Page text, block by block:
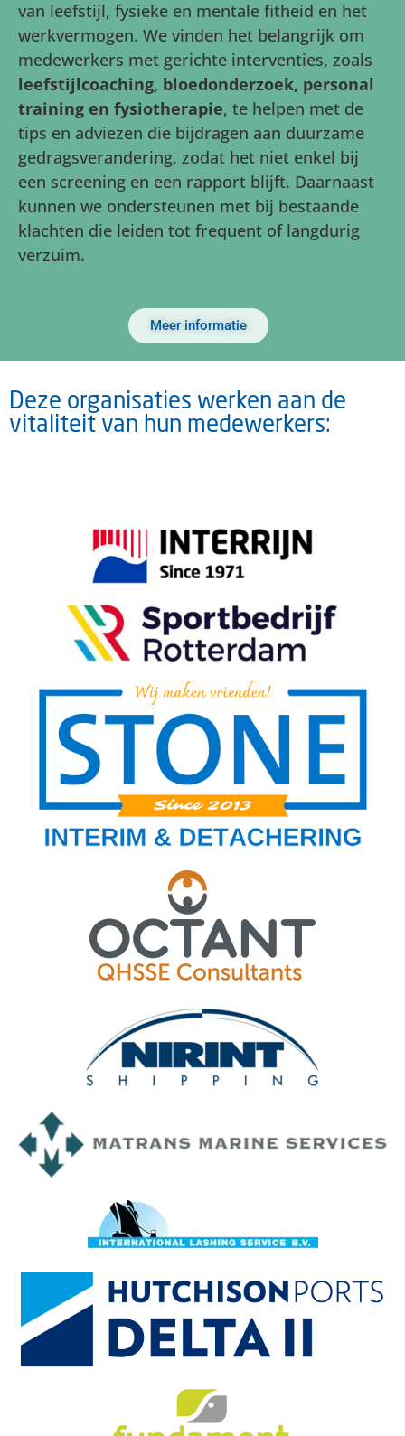
van leefstijl, fysieke en mentale fitheid en het
werkvermogen. We vinden het belangrijk om
medewerkers met gerichte interventies, zoals
leefstijlcoaching, bloedonderzoek, personal
training en fysiotherapie, te helpen met de
tips en adviezen die bijdragen aan duurzame
gedragsverandering, zodat het niet enkel bij
een screening en een rapport blijft. Daarnaast
kunnen we ondersteunen met bij bestaande
klachten die leiden tot frequent of langdurig
verzuim.
Meer informatie
Deze organisaties werken aan de
vitaliteit van hun medewerkers: